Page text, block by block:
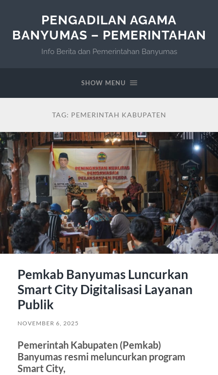
PENGADILAN AGAMA
BANYUMAS – PEMERINTAHAN
Info Berita dan Pemerintahan Banyumas
SHOW MENU
TAG: PEMERINTAH KABUPATEN
Pemkab Banyumas Luncurkan
Smart City Digitalisasi Layanan
Publik
NOVEMBER 6, 2025
Pemerintah Kabupaten (Pemkab)
Banyumas resmi meluncurkan program
Smart City,